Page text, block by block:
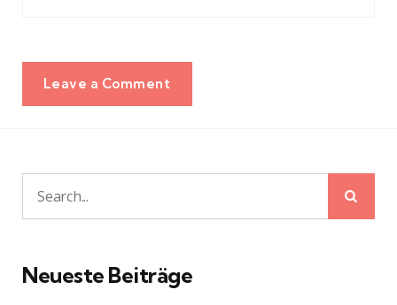
Leave a Comment
Search
for:
Neueste Beiträge